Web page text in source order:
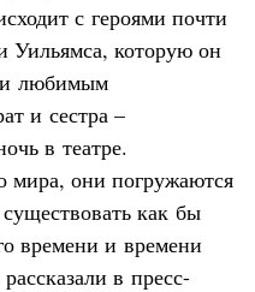
с героями почти
Уильямса, которую он
и любимым
и сестра –
в театре.
мира, они погружаются
как бы
времени и времени
в пресс-